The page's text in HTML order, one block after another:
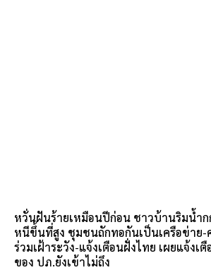
หวั่นฝันร้ายเหมือนปีก่อน ชาวบ้านริมน้ำ
หนีขึ้นที่สูง ชุมชนถักทอกันเป็นเครือข่าย
ร่วมเฝ้าระวัง-แจ้งเตือนฝั่งไทย เผยแจ้งเ
ของ ปภ.ยังเข้าไม่ถึง